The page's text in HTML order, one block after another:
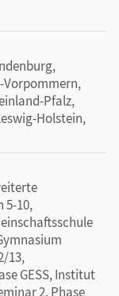
Vorpommern,
Pfalz,
Holstein,
5-10,
13,
GESS, Institut
2. Phase